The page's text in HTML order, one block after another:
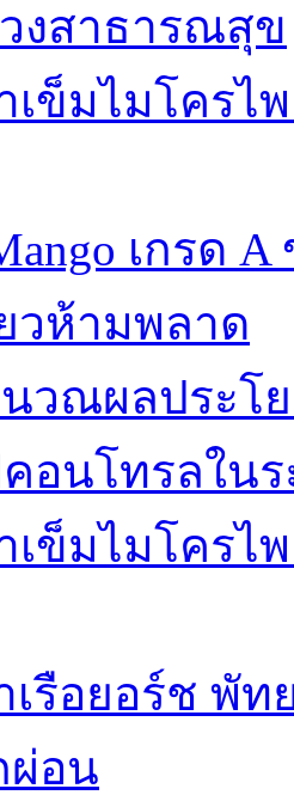
งสาธารณสุข
เข็มไมโคร
เกรด
วห้ามพลาด
วณผลประโ
อนโทรลในร
เข็มไมโคร
เรือยอร์ช พั
อน